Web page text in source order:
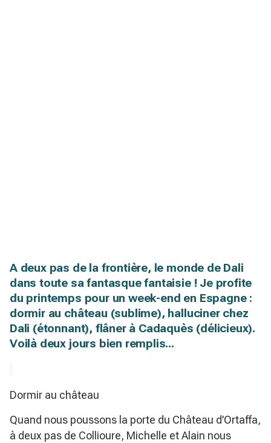
A deux pas de la frontière, le monde de Dali
dans toute sa fantasque fantaisie ! Je profite
du printemps pour un week-end en Espagne :
dormir au château (sublime), halluciner chez
Dali (étonnant), flâner à Cadaquès (délicieux).
Voilà deux jours bien remplis...
Dormir au château
Quand nous poussons la porte du Château d’Ortaffa,
à deux pas de Collioure, Michelle et Alain nous